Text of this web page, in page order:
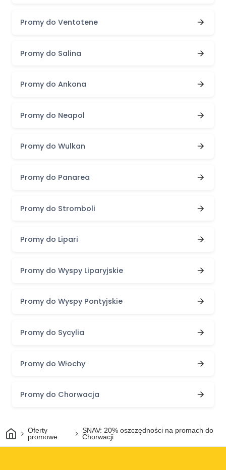
Promy do Ventotene
Promy do Salina
Promy do Ankona
Promy do Neapol
Promy do Wulkan
Promy do Panarea
Promy do Stromboli
Promy do Lipari
Promy do Wyspy Liparyjskie
Promy do Wyspy Pontyjskie
Promy do Sycylia
Promy do Włochy
Promy do Chorwacja
DomOferty
promowe
SNAV: 20% oszczędności na promach do
Chorwacji